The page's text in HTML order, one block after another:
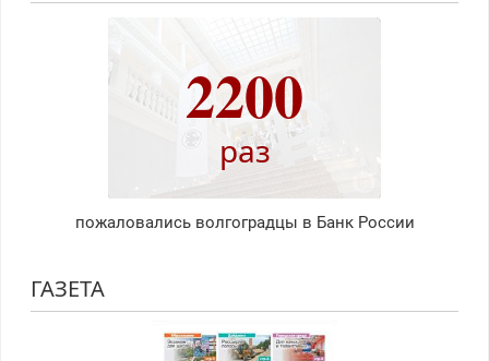
2200
раз
пожаловались волгоградцы в Банк России
ГАЗЕТА